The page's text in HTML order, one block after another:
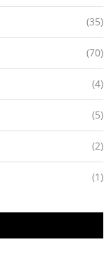
(35)
(70)
(4)
(5)
(2)
(1)